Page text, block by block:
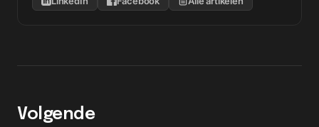
Volgende